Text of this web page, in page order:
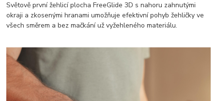
Světově první žehlicí plocha FreeGlide 3D s nahoru zahnutými
okraji a zkosenými hranami umožňuje efektivní pohyb žehličky ve
všech směrem a bez mačkání už vyžehleného materiálu.